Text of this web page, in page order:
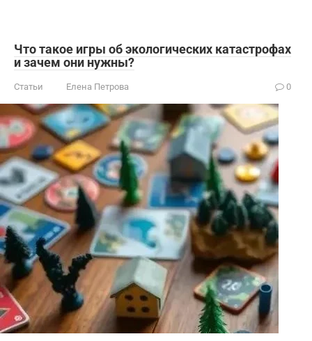
Что такое игры об экологических катастрофах
и зачем они нужны?
Статьи Елена Петрова 0